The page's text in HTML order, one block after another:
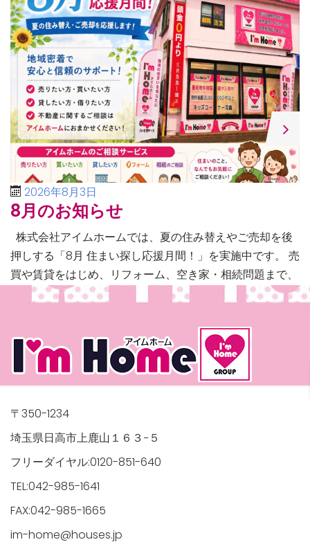
2026年8月3日
8月のお知らせ
株式会社アイムホームでは、夏の住み替えやご売却を後
押しする「8月 住まい探し応援月間！」を実施中です。 売
買や賃貸をはじめ、リフォーム、空き家・相続問題まで、
不動産に関するあらゆるご相談に幅広く対応いたしま […]
〒350-1234
埼玉県日高市上鹿山１６３−５
フリーダイヤル:0120-851-640
TEL:042-985-1641
FAX:042-985-1665
im-home@houses.jp